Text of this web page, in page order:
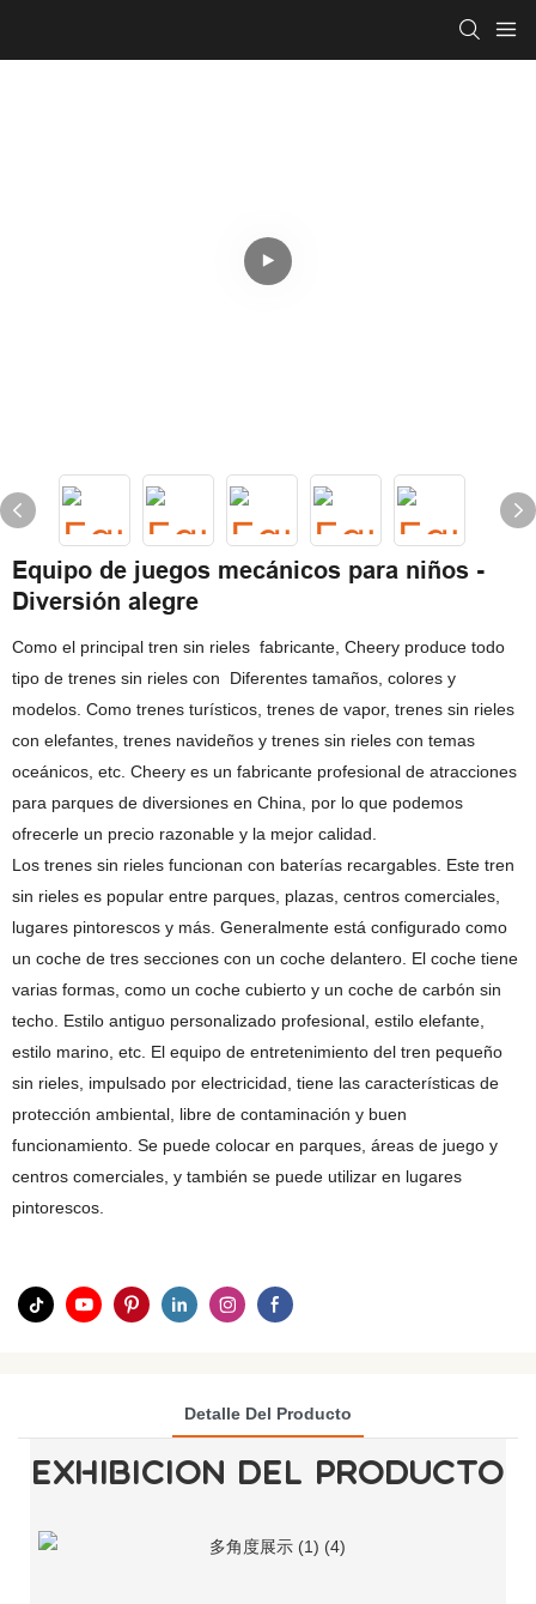
Equipo de juegos mecánicos para niños -
Diversión alegre
Como el principal tren sin rieles fabricante, Cheery produce todo
tipo de trenes sin rieles con Diferentes tamaños, colores y
modelos. Como trenes turísticos, trenes de vapor, trenes sin rieles
con elefantes, trenes navideños y trenes sin rieles con temas
oceánicos, etc. Cheery es un fabricante profesional de atracciones
para parques de diversiones en China, por lo que podemos
ofrecerle un precio razonable y la mejor calidad.
Los trenes sin rieles funcionan con baterías recargables. Este tren
sin rieles es popular entre parques, plazas, centros comerciales,
lugares pintorescos y más. Generalmente está configurado como
un coche de tres secciones con un coche delantero. El coche tiene
varias formas, como un coche cubierto y un coche de carbón sin
techo. Estilo antiguo personalizado profesional, estilo elefante,
estilo marino, etc. El equipo de entretenimiento del tren pequeño
sin rieles, impulsado por electricidad, tiene las características de
protección ambiental, libre de contaminación y buen
funcionamiento. Se puede colocar en parques, áreas de juego y
centros comerciales, y también se puede utilizar en lugares
pintorescos.
Detalle Del Producto
EXHIBICIÓN DEL PRODUCTO